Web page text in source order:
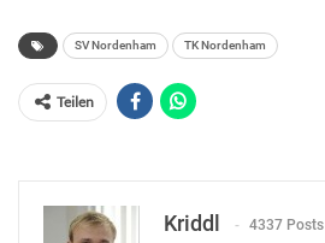
SV Nordenham TK Nordenham
Teilen
Kriddl 4337 Posts